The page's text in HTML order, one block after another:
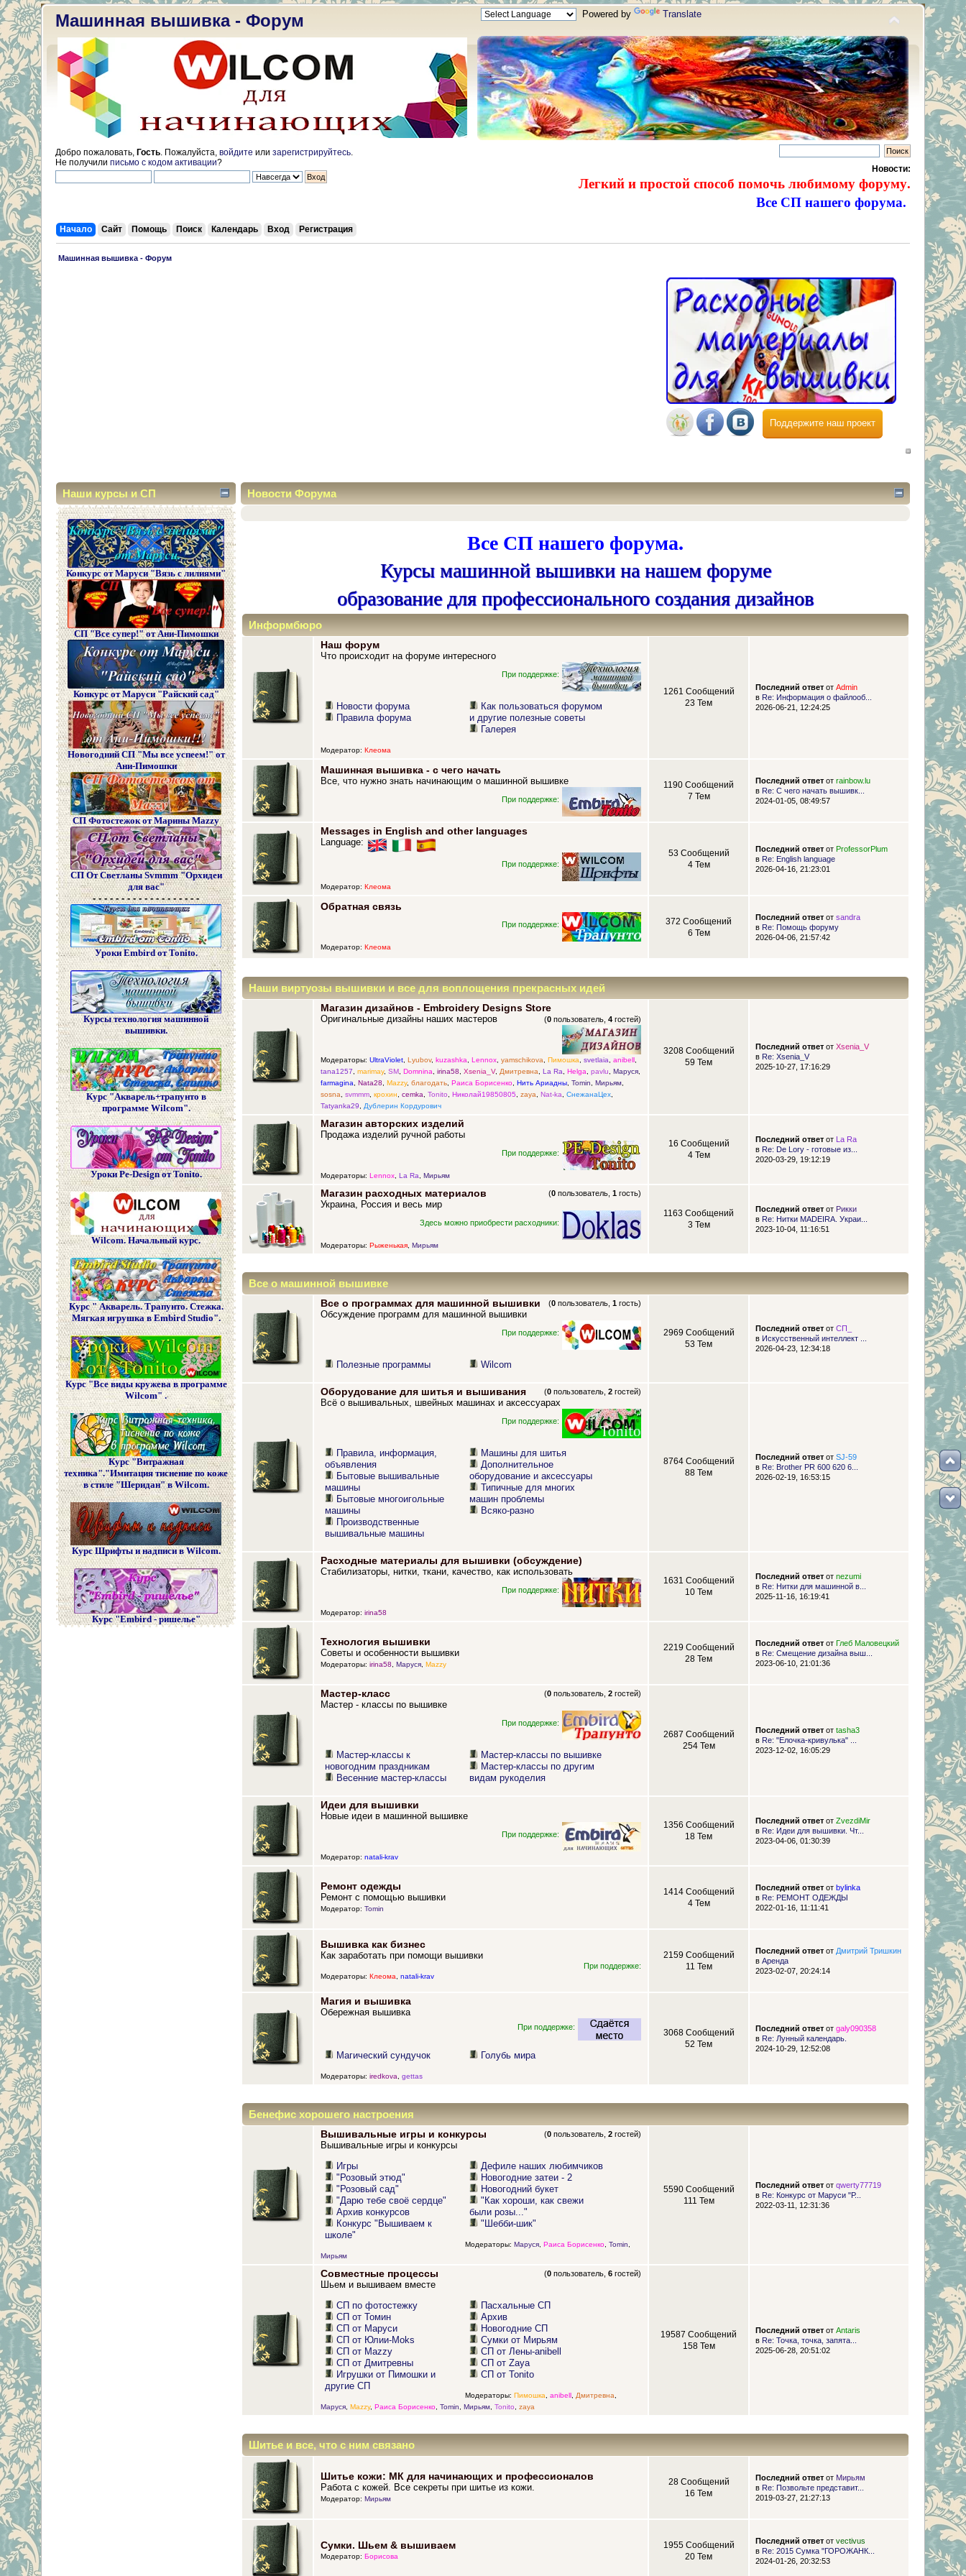
Машинная вышивка - Форум Powered by Translate
Добро пожаловать, Гость . Пожалуйста, войдите или зарегистрируйтесь
Не получили письмо с кодом активации?
Новости:
Легкий и простой способ помочь любимому форуму.
Все СП нашего форума.
Начало Сайт Помощь Поиск Календарь Вход Регистрация
Машинная вышивка - Форум
Поддержите наш проект
Наши курсы и СП
Конкурс от Маруси "Вязь с лилиями"
СП "Все супер!" от Ани-Пимошки
Конкурс от Маруси "Райский сад"
Новогодний СП "Мы все успеем!" от
Ани-Пимошки
СП Фотостежок от Марины Mazzy
СП От Светланы Svmmm "Орхидеи
для вас"
- - - - - - - - - - - - - - - - - - -
Уроки Embird от Tonito.
Курсы технология машинной
вышивки.
Курс "Акварель+трапунто в
программе Wilcom".
Уроки Pe-Design от Tonito.
Wilcom. Начальный курс.
Курс " Акварель. Трапунто. Стежка.
Мягкая игрушка в Embird Studio".
Курс "Все виды кружева в программе
Wilcom" .
Курс "Витражная
техника"."Имитация тиснение по коже
в стиле "Шеридан" в Wilcom.
Курс Шрифты и надписи в Wilcom.
Курс "Embird - ришелье"
Новости Форума
Все СП нашего форума.
Курсы машинной вышивки на нашем форуме
образование для профессионального создания дизайнов
Информбюро
Наш форум
Что происходит на форуме интересного
При поддержке:
Новости форума
Правила форума
Как пользоваться форумом
и другие полезные советы
Галерея
Модератор: Клеома
1261 Сообщений
23 Тем
Последний ответот Admin
в Re: Информация о файлооб...
2026-06-21, 12:24:25
Машинная вышивка - с чего начать
Все, что нужно знать начинающим о машинной вышивке
При поддержке:
1190 Сообщений
7 Тем
Последний ответот rainbow.lu
в Re: С чего начать вышивк...
2024-01-05, 08:49:57
Messages in English and other languages
Language:
При поддержке:
Модератор: Клеома
53 Сообщений
4 Тем
Последний ответот ProfessorPlum
в Re: English language
2026-04-16, 21:23:01
Обратная связь
При поддержке:
Модератор: Клеома
372 Сообщений
6 Тем
Последний ответот sandra
в Re: Помощь форуму
2026-04-06, 21:57:42
Наши виртуозы вышивки и все для воплощения прекрасных идей
Магазин дизайнов - Embroidery Designs Store
(0 пользователь,4 гостей)
Оригинальные дизайны наших мастеров
Модераторы: UltraViolet, Lyubov, kuzashka, Lennox, yamschikova, Пимошка, svetlaia, anibell,
tana1257, marimay, SM, Domnina, irina58, Xsenia_V, Дмитревна, La Ra, Helga, pavlu, Маруся,
farmagina, Nata28, Mazzy, благодать, Раиса Борисенко, Нить Ариадны, Tomin, Мирьям,
sosna, svmmm, крохин, cemka, Tonito, Николай19850805, zaya, Nat-ka, СнежанаЦех,
Tatyanka29, Дублерин Кордурович
3208 Сообщений
59 Тем
Последний ответот Xsenia_V
в Re: Xsenia_V
2025-10-27, 17:16:29
Магазин авторских изделий
Продажа изделий ручной работы
При поддержке:
Модераторы: Lennox, La Ra, Мирьям
16 Сообщений
4 Тем
Последний ответот
La Ra
в Re: De Lory - готовые из...
2020-03-29, 19:12:19
Магазин расходных материалов (0 пользователь,1 гость)
Украина, Россия и весь мир
Здесь можно приобрести расходники:
Модераторы: Рыженькая, Мирьям
1163 Сообщений
3 Тем
Последний ответот Рикки
в Re: Нитки MADEIRA. Украи...
2023-10-04, 11:16:51
Все о машинной вышивке
Все о программах для машинной вышивки (0 пользователь,1 гость)
Обсуждение программ для машинной вышивки
При поддержке:
Полезные программы Wilcom
2969 Сообщений
53 Тем
Последний ответот СП_
в Искусственный интеллект ...
2026-04-23, 12:34:18
Оборудование для шитья и вышивания (0 пользователь,2 гостей)
Всё о вышивальных, швейных машинах и аксессуарах
При поддержке:
Правила, информация,
объявления
Бытовые вышивальные
машины
Бытовые многоигольные
машины
Производственные
вышивальные машины
Машины для шитья
Дополнительное
оборудование и аксессуары
Типичные для многих
машин проблемы
Всяко-разно
8764 Сообщений
88 Тем
Последний ответот SJ-59
в Re: Brother PR 600 620 6...
2026-02-19, 16:53:15
Расходные материалы для вышивки (обсуждение)
Стабилизаторы, нитки, ткани, качество, как использовать
При поддержке:
Модератор: irina58
1631 Сообщений
10 Тем
Последний ответот nezumi
в Re: Нитки для машинной в...
2025-11-16, 16:19:41
Технология вышивки
Советы и особенности вышивки
Модераторы: irina58, Маруся, Mazzy
2219 Сообщений
28 Тем
Последний ответот Глеб Маловецкий
в Re: Смещение дизайна выш...
2023-06-10, 21:01:36
Мастер-класс (0 пользователь,2 гостей)
Мастер - классы по вышивке
При поддержке:
Мастер-классы к
новогодним праздникам
Весенние мастер-классы
Мастер-классы по вышивке
Мастер-классы по другим
видам рукоделия
2687 Сообщений
254 Тем
Последний ответот tasha3
в Re: "Елочка-кривулька" ...
2023-12-02, 16:05:29
Идеи для вышивки
Новые идеи в машинной вышивке
При поддержке:
Модератор: natali-krav
1356 Сообщений
18 Тем
Последний ответот ZvezdiMir
в Re: Идеи для вышивки. Чт...
2023-04-06, 01:30:39
Ремонт одежды
Ремонт с помощью вышивки
Модератор: Tomin
1414 Сообщений
4 Тем
Последний ответот bylinka
в Re: РЕМОНТ ОДЕЖДЫ
2022-01-16, 11:11:41
Вышивка как бизнес
Как заработать при помощи вышивки
При поддержке:
Модераторы: Клеома, natali-krav
2159 Сообщений
11 Тем
Последний ответот Дмитрий Тришкин
в Аренда
2023-02-07, 20:24:14
Магия и вышивка
Обережная вышивка
При поддержке:
Магический сундучок Голубь мира
Модераторы: iredkova gettas
3068 Сообщений
52 Тем
Последний ответот galy090358
в Re: Лунный календарь.
2024-10-29, 12:52:08
Бенефис хорошего настроения
Вышивальные игры и конкурсы (0 пользователь,2 гостей)
Вышивальные игры и конкурсы
Игры
"Розовый этюд"
"Розовый сад"
"Дарю тебе своё сердце"
Архив конкурсов
Конкурс "Вышиваем к
школе"
Дефиле наших любимчиков
Новогодние затеи - 2
Новогодний букет
"Как хороши, как свежи
были розы..."
"Шебби-шик"
Модераторы: Маруся, Раиса Борисенко, Tomin
Мирьям
5590 Сообщений
111 Тем
Последний ответот qwerty77719
в Re: Конкурс от Маруси "Р...
2022-03-11, 12:31:36
Совместные процессы (0 пользователь,6 гостей)
Шьем и вышиваем вместе
СП по фотостежку
СП от Томин
СП от Маруси
СП от Юлии-Moks
СП от Mazzy
СП от Дмитревны
Игрушки от Пимошки и
другие СП
Пасхальные СП
Архив
Новогодние СП
Сумки от Мирьям
СП от Лены-anibell
СП от Zaya
СП от Tonito
Модераторы: Пимошка anibell, Дмитревна
Маруся, Mazzy, Раиса Борисенко, Tomin Мирьям, Tonito zaya
19587 Сообщений
158 Тем
Последний ответот Antaris
в Re: Точка, точка, запята...
2025-06-28, 20:51:02
Шитье и все, что с ним связано
Шитье кожи: МК для начинающих и профессионалов
Работа с кожей. Все секреты при шитье из кожи.
Модератор: Мирьям
28 Сообщений
16 Тем
Последний ответот Мирьям
в Re: Позвольте представит...
2019-03-27, 21:27:13
Сумки. Шьем & вышиваем
Модератор: Борисова
1955 Сообщений
20 Тем
Последний ответот vectivus
в Re: 2015 Сумка "ГОРОЖАНК...
2024-01-26, 20:32:53